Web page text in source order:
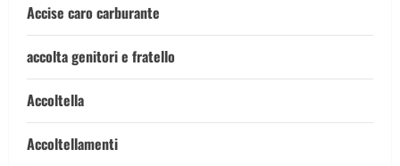
Accise caro carburante
accolta genitori e fratello
Accoltella
Accoltellamenti